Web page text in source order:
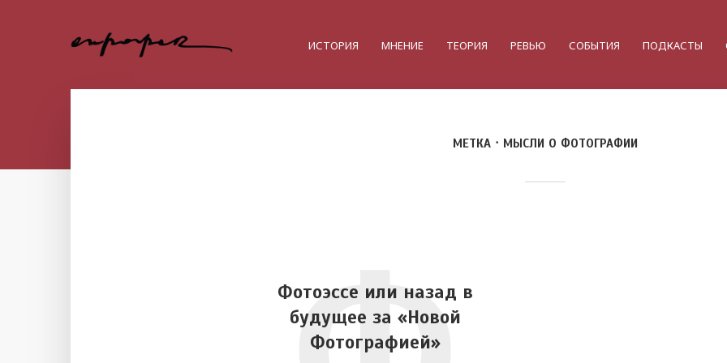
ИСТОРИЯ МНЕНИЕ ТЕОРИЯ РЕВЬЮ СОБЫТИЯ ПОДКАСТЫ
МЕТКА МЫСЛИ О ФОТОГРАФИИ
Фотоэссе или назад в
будущее за «Новой
Фотографией»